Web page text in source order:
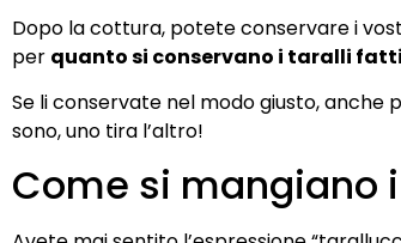
Dopo la cottura, potete conservare i
per quanto si conservano i taralli
Se li conservate nel modo giusto,
sono, uno tira l’altro!
Come si mangiano